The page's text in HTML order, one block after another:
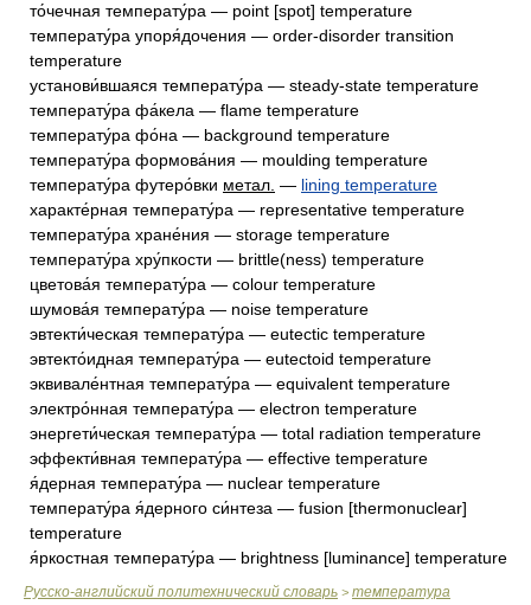
то́чечная температу́ра — point [spot] temperature
температу́ра упоря́дочения — order-disorder transition
temperature
установи́вшаяся температу́ра — steady-state temperature
температу́ра фа́кела — flame temperature
температу́ра фо́на — background temperature
температу́ра формова́ния — moulding temperature
температу́ра футеро́вки метал. — lining temperature
характе́рная температу́ра — representative temperature
температу́ра хране́ния — storage temperature
температу́ра хру́пкости — brittle(ness) temperature
цветова́я температу́ра — colour temperature
шумова́я температу́ра — noise temperature
эвтекти́ческая температу́ра — eutectic temperature
эвтекто́идная температу́ра — eutectoid temperature
эквивале́нтная температу́ра — equivalent temperature
электро́нная температу́ра — electron temperature
энергети́ческая температу́ра — total radiation temperature
эффекти́вная температу́ра — effective temperature
я́дерная температу́ра — nuclear temperature
температу́ра я́дерного си́нтеза — fusion [thermonuclear]
temperature
я́ркостная температу́ра — brightness [luminance] temperature
Русско-английский политехнический словарь > температура